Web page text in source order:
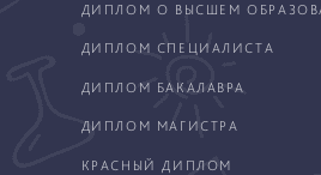
ДИПЛОМ О ВЫСШЕМ
ДИПЛОМ СПЕЦИАЛИСТА
ДИПЛОМ БАКАЛАВРА
ДИПЛОМ МАГИСТРА
КРАСНЫЙ ДИПЛОМ